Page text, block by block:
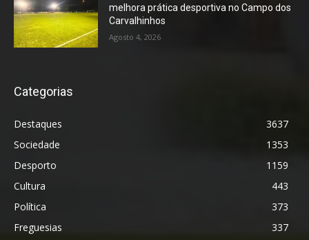
melhora prática desportiva no Campo dos
Carvalhinhos
Agosto 4, 2026
Categorias
Destaques
3637
Sociedade
1353
Desporto
1159
Cultura
443
Política
373
Freguesias
337